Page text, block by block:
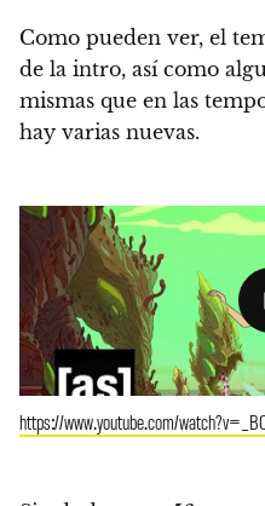
Como pueden ver, el
de la intro, así como
mismas que en las
hay varias nuevas.
https://www.youtube.com/